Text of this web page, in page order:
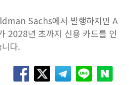
Sachs에서 발행하지만 A
2028년 초까지 신용 카드를 인
다.